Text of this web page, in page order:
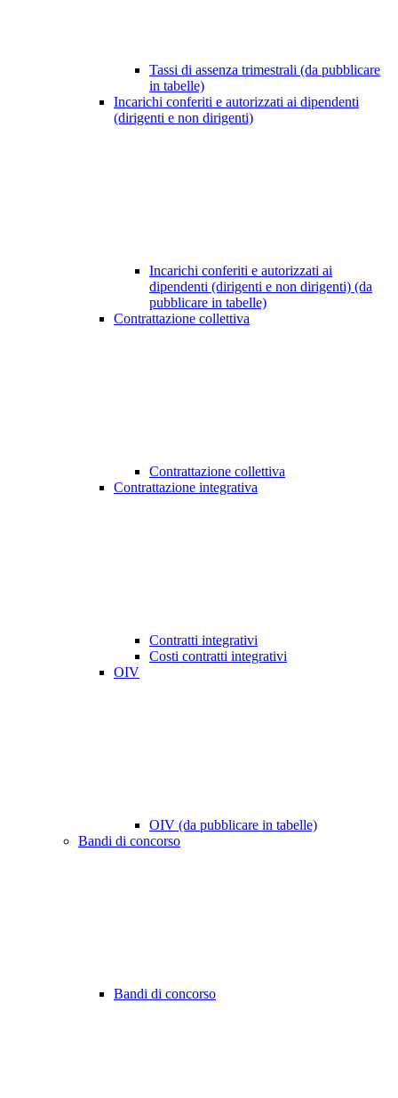
Tassi di assenza trimestrali (da pubblicare
in tabelle)
Incarichi conferiti e autorizzati ai dipendenti
(dirigenti e non dirigenti)
Incarichi conferiti e autorizzati ai
dipendenti (dirigenti e non dirigenti) (da
pubblicare in tabelle)
Contrattazione collettiva
Contrattazione collettiva
Contrattazione integrativa
Contratti integrativi
Costi contratti integrativi
OIV
OIV (da pubblicare in tabelle)
Bandi di concorso
Bandi di concorso